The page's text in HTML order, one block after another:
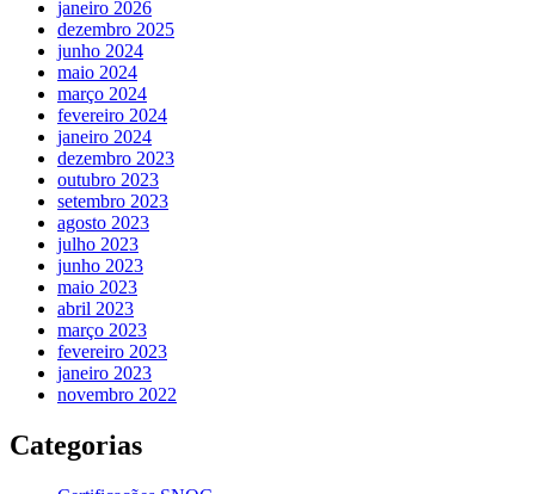
janeiro 2026
dezembro 2025
junho 2024
maio 2024
março 2024
fevereiro 2024
janeiro 2024
dezembro 2023
outubro 2023
setembro 2023
agosto 2023
julho 2023
junho 2023
maio 2023
abril 2023
março 2023
fevereiro 2023
janeiro 2023
novembro 2022
Categorias